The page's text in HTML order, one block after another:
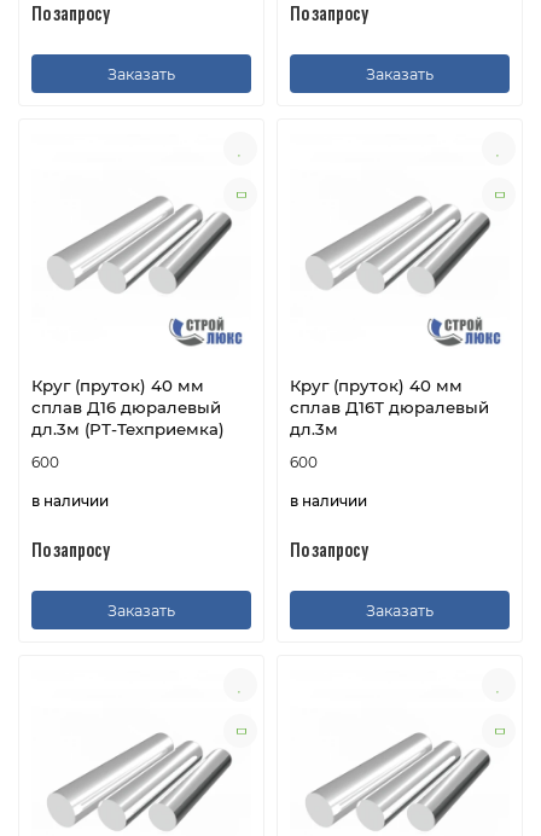
По запросу
Заказать
По запросу
Заказать
Круг (пруток) 40 мм
сплав Д16 дюралевый
дл.3м (РТ-Техприемка)
600
в наличии
По запросу
Заказать
Круг (пруток) 40 мм
сплав Д16Т дюралевый
дл.3м
600
в наличии
По запросу
Заказать